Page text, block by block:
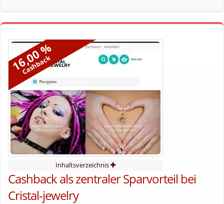
16,00 %
Cashback
Inhaltsverzeichnis
Cashback als zentraler Sparvorteil bei
Cristal-jewelry